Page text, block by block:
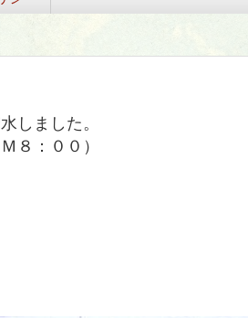
しました。
８：００）